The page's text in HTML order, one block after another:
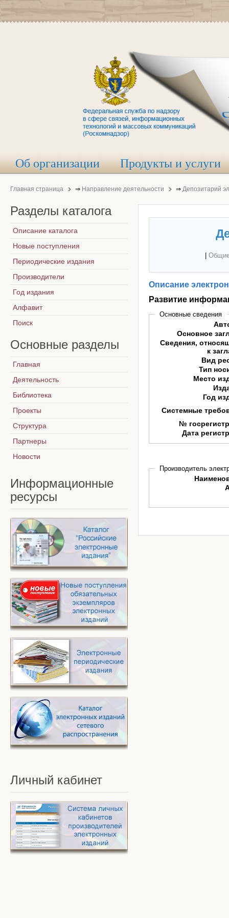
Об организации Продукты и услуги
Главная страница ⇒ Направление деятельности ⇒ Депозитарий
Описание
Развитие
Основные сведения
Основное
Сведения,
к
Вид
Тип
Место
Год
Системные
№
Дата
Производитель
Разделы каталога
Описание каталога
Новые поступления
Периодические издания
Производители
Год издания
Алфавит
Поиск
Основные разделы
Главная
Деятельность
Библиотека
Проекты
Структура
Партнеры
Новости
Информационные
ресурсы
Личный кабинет